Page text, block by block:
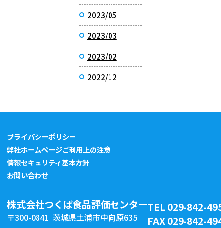
2023/05
2023/03
2023/02
2022/12
株式会社つくば食品評価センター
〒300-0841 茨城県土浦市中向原635
TEL 029-842-
FAX 029-842-
プライバシーポリシー
弊社ホームページご利用上の注意
情報セキュリティ基本方針
お問い合わせ